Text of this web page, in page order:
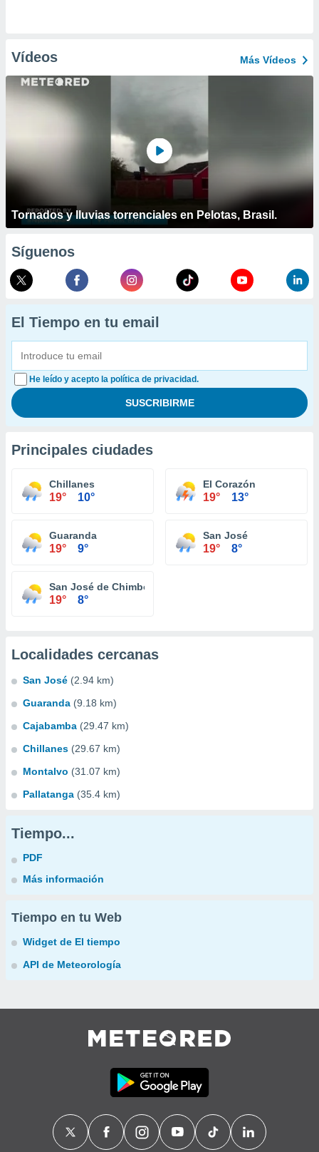
Vídeos Más Vídeos
Tornados y lluvias torrenciales en Pelotas, Brasil.
Síguenos
El Tiempo en tu email
He leído y acepto la política de privacidad.
Principales ciudades
Chillanes
19° 10°
El Corazón
19° 13°
Guaranda
19° 9°
San José
19° 8°
San José de Chimbo
19° 8°
Localidades cercanas
San José (2.94 km)
Guaranda (9.18 km)
Cajabamba (29.47 km)
Chillanes (29.67 km)
Montalvo (31.07 km)
Pallatanga (35.4 km)
Tiempo...
PDF
Más información
Tiempo en tu Web
Widget de El tiempo
API de Meteorología